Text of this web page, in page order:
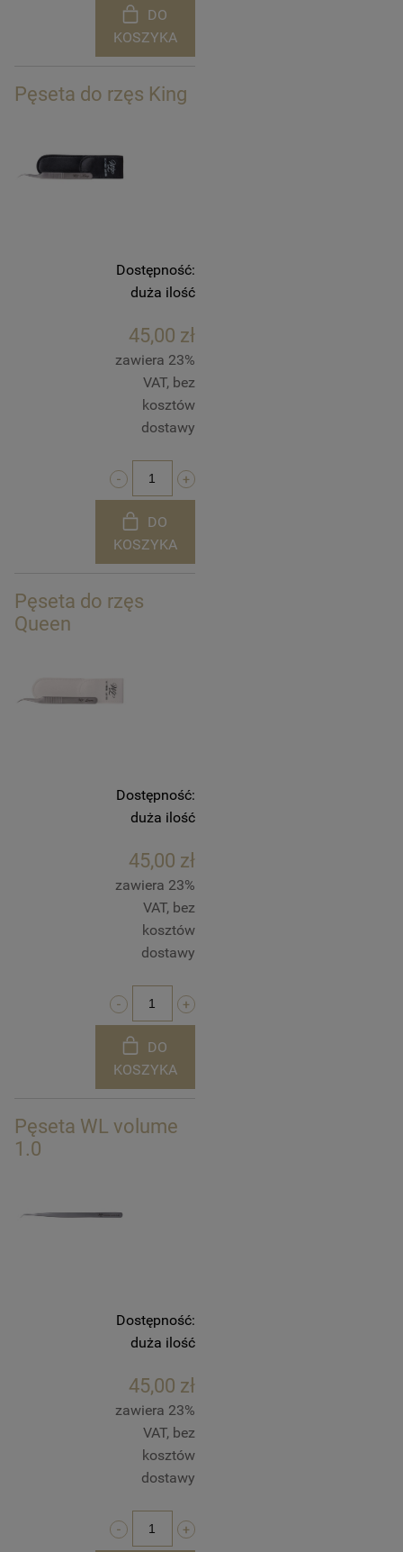
DO
KOSZYKA
Pęseta do rzęs King
Dostępność:
duża ilość
45,00 zł
zawiera 23%
VAT, bez
kosztów
dostawy
DO
KOSZYKA
Pęseta do rzęs
Queen
Dostępność:
duża ilość
45,00 zł
zawiera 23%
VAT, bez
kosztów
dostawy
DO
KOSZYKA
Pęseta WL volume
1.0
Dostępność:
duża ilość
45,00 zł
zawiera 23%
VAT, bez
kosztów
dostawy